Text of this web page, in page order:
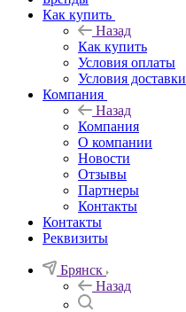
Как купить
Назад
Как купить
Условия оплаты
Условия доставки
Компания
Назад
Компания
О компании
Новости
Отзывы
Партнеры
Контакты
Контакты
Реквизиты
Брянск
Назад